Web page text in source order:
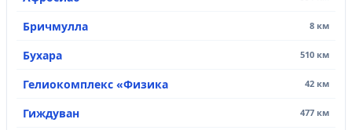
Бричмулла 8 км
Бухара 510 км
Гелиокомплекс «Физика 42 км
Гиждуван 477 км